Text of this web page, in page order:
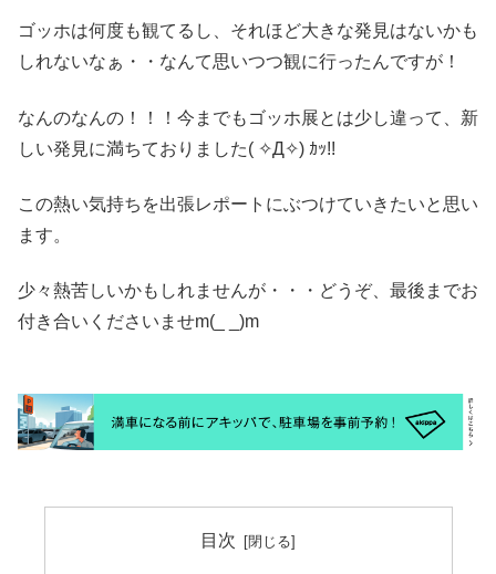
ゴッホは何度も観てるし、それほど大きな発見はないかも
しれないなぁ・・なんて思いつつ観に行ったんですが！
なんのなんの！！！今までもゴッホ展とは少し違って、新
しい発見に満ちておりました( ✧Д✧) ｶｯ!!
この熱い気持ちを出張レポートにぶつけていきたいと思い
ます。
少々熱苦しいかもしれませんが・・・どうぞ、最後までお
付き合いくださいませm(_ _)m
目次